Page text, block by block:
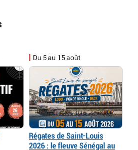
Du 5 au 15 août
Régates de Saint-Louis
2026 : le fleuve Sénégal au